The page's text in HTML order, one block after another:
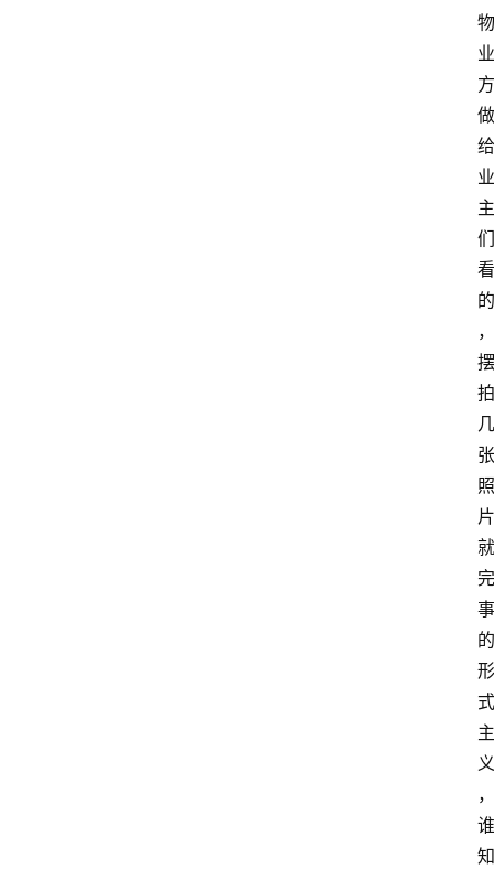
物
业
方
做
给
业
主
们
看
的
，
摆
拍
几
张
照
片
就
完
事
的
形
式
主
义
，
谁
知